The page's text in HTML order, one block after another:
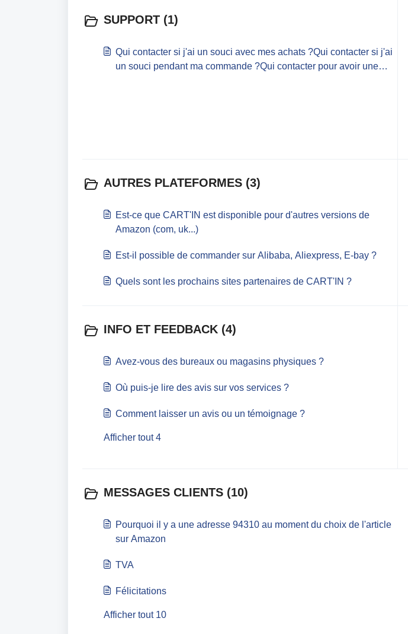
SUPPORT (1)
Qui contacter si j'ai un souci avec mes achats ?Qui contacter si j'ai
un souci pendant ma commande ?Qui contacter pour avoir une
AUTRES PLATEFORMES (3)
Est-ce que CART'IN est disponible pour d'autres versions de
Amazon (com, uk...)
Est-il possible de commander sur Alibaba, Aliexpress, E-bay ?
Quels sont les prochains sites partenaires de CART'IN ?
INFO ET FEEDBACK (4)
Avez-vous des bureaux ou magasins physiques ?
Où puis-je lire des avis sur vos services ?
Comment laisser un avis ou un témoignage ?
Afficher tout 4
MESSAGES CLIENTS (10)
Pourquoi il y a une adresse 94310 au moment du choix de l'article
sur Amazon
TVA
Félicitations
Afficher tout 10